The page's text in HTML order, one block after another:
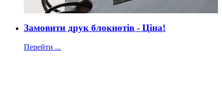
Замовити друк блокнотів - Ціна!
Перейти ...